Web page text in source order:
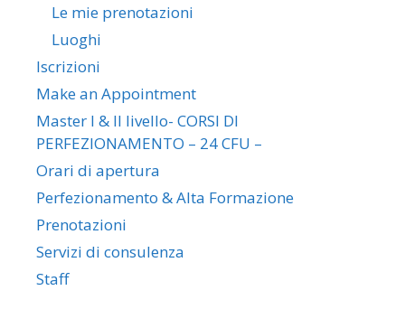
Le mie prenotazioni
Luoghi
Iscrizioni
Make an Appointment
Master I & II livello- CORSI DI
PERFEZIONAMENTO – 24 CFU –
Orari di apertura
Perfezionamento & Alta Formazione
Prenotazioni
Servizi di consulenza
Staff